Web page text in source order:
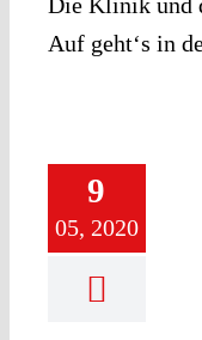
Auf geht‘s in
9
05, 2020